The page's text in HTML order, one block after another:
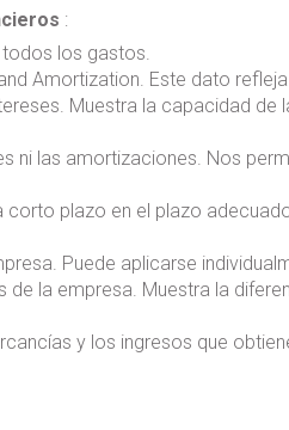
:
todos los gastos.
Amortization. Este dato
Muestra la capacidad de
ni las amortizaciones. Nos
plazo en el plazo
Puede aplicarse
la empresa. Muestra la
y los ingresos que